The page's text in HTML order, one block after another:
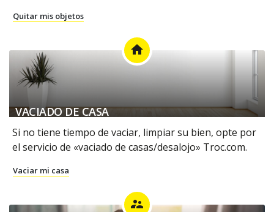
Quitar mis objetos
home
VACIADO DE CASA
Si no tiene tiempo de vaciar, limpiar su bien, opte por
el servicio de «vaciado de casas/desalojo» Troc.com.
Vaciar mi casa
supervisor_account